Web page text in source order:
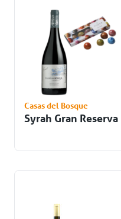
Casas del Bosque
Syrah Gran